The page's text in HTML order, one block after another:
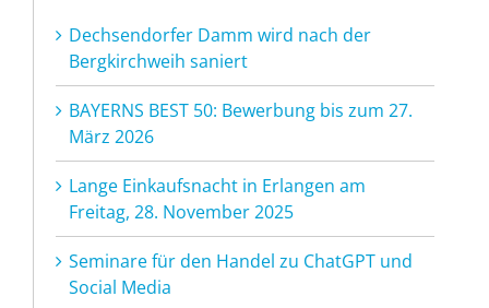
Dechsendorfer Damm wird nach der
Bergkirchweih saniert
BAYERNS BEST 50: Bewerbung bis zum 27.
März 2026
Lange Einkaufsnacht in Erlangen am
Freitag, 28. November 2025
Seminare für den Handel zu ChatGPT und
Social Media